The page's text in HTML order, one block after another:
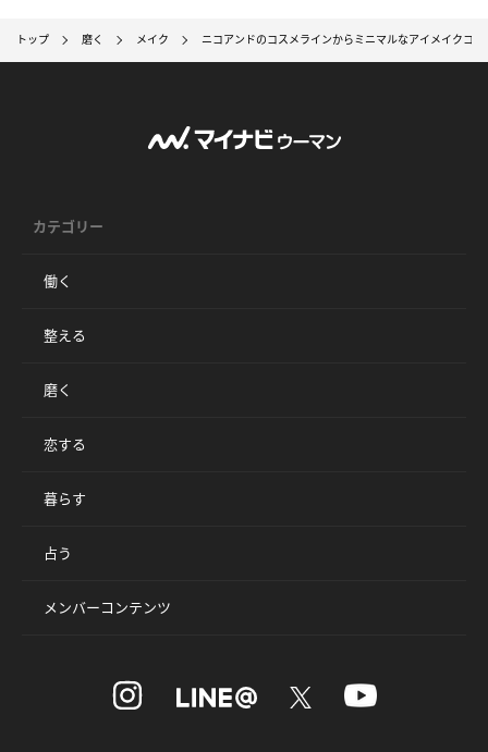
トップ 磨く メイク ニコアンドのコスメラインからミニマルなアイメイクコ
カテゴリー
働く
整える
磨く
恋する
暮らす
占う
メンバーコンテンツ